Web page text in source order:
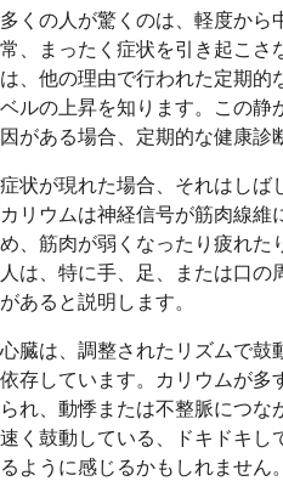
多くの人が驚くのは、軽度から
常、まったく症状を引き起こさ
は、他の理由で行われた定期的
ベルの上昇を知ります。この静
因がある場合、定期的な健康診
症状が現れた場合、それはしば
カリウムは神経信号が筋肉線維
め、筋肉が弱くなったり疲れた
人は、特に手、足、または口
があると説明します。
心臓は、調整されたリズムで鼓
依存しています。カリウムが多
られ、動悸または不整脈につな
速く鼓動している、ドキドキし
るように感じるかもしれません。